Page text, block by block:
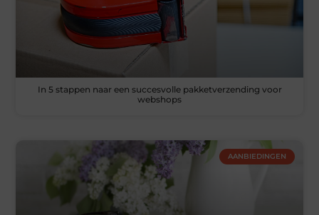
In 5 stappen naar een succesvolle pakketverzending voor
webshops
AANBIEDINGEN